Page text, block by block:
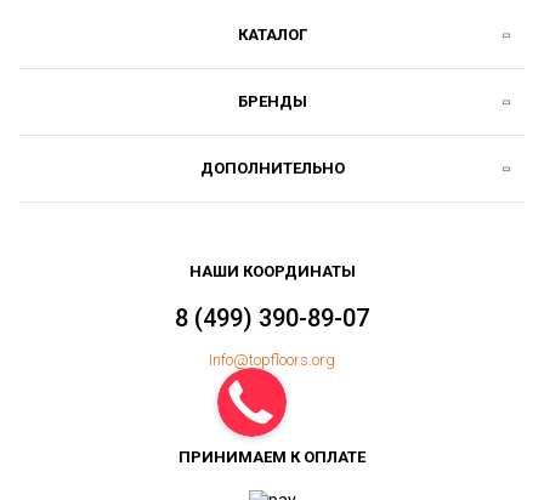
КАТАЛОГ
БРЕНДЫ
ДОПОЛНИТЕЛЬНО
НАШИ КООРДИНАТЫ
8 (499) 390-89-07
Info@topfloors.org
ПРИНИМАЕМ К ОПЛАТЕ